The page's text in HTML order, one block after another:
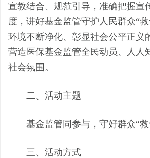
宣教结合、规范引导，准确把握宣
度，讲好基金监管守护人民群众“
环境不断净化、彰显社会公平正义
营造医保基金监管全民动员、人人
社会氛围 。
二、活动主题
基金监管同参与，守好群众“
三 、活动方式